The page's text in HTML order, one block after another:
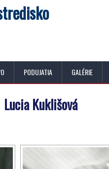
PODUJATIA GALÉRIE
Lucia Kuklišová